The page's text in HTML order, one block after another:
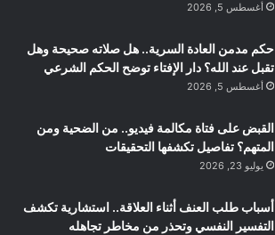
أغسطس 5, 2026
حكم مدمن العادة السرية.. هل صلاته صحيحة وهل
تقبل عند الله؟ دار الإفتاء توضح الحكم الشرعي
أغسطس 5, 2026
القبض على فتاة مكالمة فيديو.. من الضحية ومن
المتهم؟ تفاصيل تكشفها التحقيقات
يوليو 23, 2026
أسباب طلب العنف أثناء العلاقة.. استشارية تكشف
التفسير النفسي وتحذر من مخاطر تجاهله